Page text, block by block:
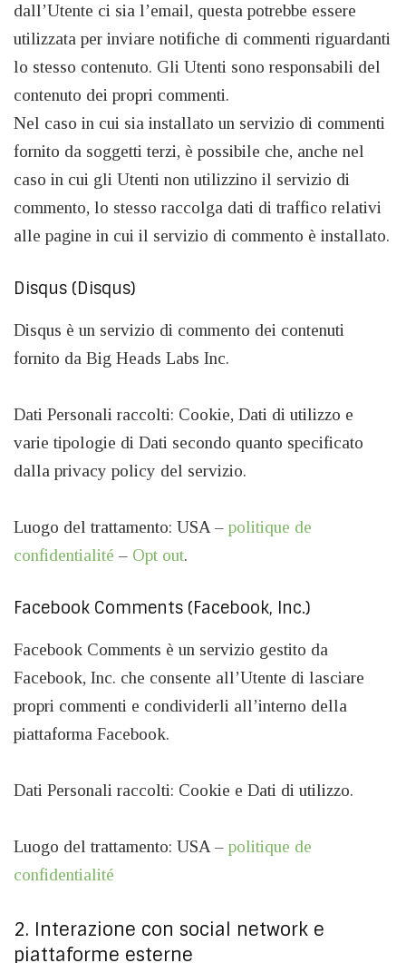
dall’Utente ci sia l’email, questa potrebbe essere
utilizzata per inviare notifiche di commenti riguardanti
lo stesso contenuto. Gli Utenti sono responsabili del
contenuto dei propri commenti.
Nel caso in cui sia installato un servizio di commenti
fornito da soggetti terzi, è possibile che, anche nel
caso in cui gli Utenti non utilizzino il servizio di
commento, lo stesso raccolga dati di traffico relativi
alle pagine in cui il servizio di commento è installato.
Disqus (Disqus)
Disqus è un servizio di commento dei contenuti
fornito da Big Heads Labs Inc.
Dati Personali raccolti: Cookie, Dati di utilizzo e
varie tipologie di Dati secondo quanto specificato
dalla privacy policy del servizio.
Luogo del trattamento: USA – politique de
confidentialité – Opt out.
Facebook Comments (Facebook, Inc.)
Facebook Comments è un servizio gestito da
Facebook, Inc. che consente all’Utente di lasciare
propri commenti e condividerli all’interno della
piattaforma Facebook.
Dati Personali raccolti: Cookie e Dati di utilizzo.
Luogo del trattamento: USA – politique de
confidentialité
2. Interazione con social network e
piattaforme esterne